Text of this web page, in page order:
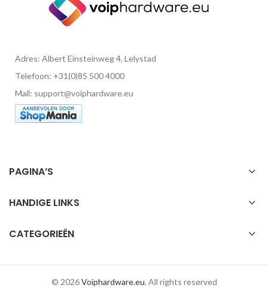
Adres: Albert Einsteinweg 4, Lelystad
Telefoon: +31(0)85 500 4000
Mail: support@voiphardware.eu
PAGINA’S
HANDIGE LINKS
CATEGORIEËN
© 2026Voiphardware.eu. All rights reserved